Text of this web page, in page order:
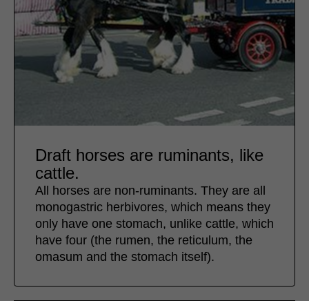
Draft horses are ruminants, like
cattle.
All horses are non-ruminants. They are all
monogastric herbivores, which means they
only have one stomach, unlike cattle, which
have four (the rumen, the reticulum, the
omasum and the stomach itself).